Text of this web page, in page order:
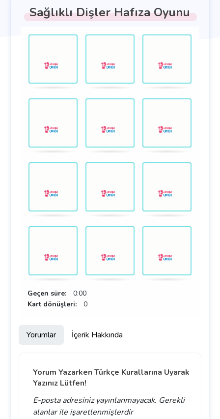
Sağlıklı Dişler Hafıza Oyunu
eşleştirin.
Geçen süre: 0:00
Kart dönüşleri: 0
Yorumlar İçerik Hakkında
Yorum Yazarken Türkçe Kurallarına Uyarak
Yazınız Lütfen!
E-posta adresiniz yayınlanmayacak. Gerekli
alanlarile işaretlenmişlerdir